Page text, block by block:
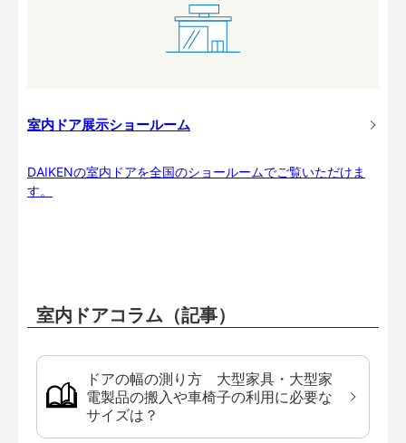
室内ドア展示ショールーム
DAIKENの室内ドアを全国のショールームでご覧いただけま
す。
室内ドアコラム（記事）
ドアの幅の測り方 大型家具・大型家
電製品の搬入や車椅子の利用に必要な
サイズは？